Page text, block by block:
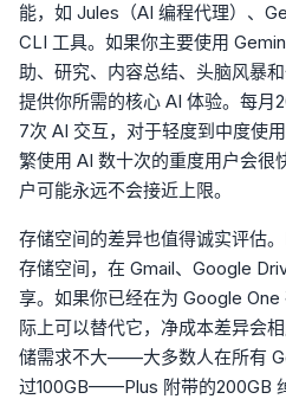
能，如 Jules（AI 编程代理）、
CLI 工具。如果你主要使用
助、研究、内容总结、头脑风暴
提供你所需的核心 AI 体验。每
7次 AI 交互，对于轻度到中度使
繁使用 AI 数十次的重度用户会很
户可能永远不会接近上限。
存储空间的差异也值得诚实评估
存储空间，在 Gmail、Google
享。如果你已经在为 Google
际上可以替代它，净成本差异会
储需求不大——大多数人在所有
过100GB——Plus 附带的200GB